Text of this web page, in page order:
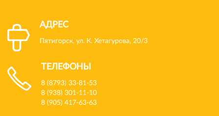
АДРЕС
Пятигорск, ул. К. Хетагурова, 20/3
ТЕЛЕФОНЫ
8 (8793) 33-81-53
8 (938) 301-11-10
8 (905) 417-63-63